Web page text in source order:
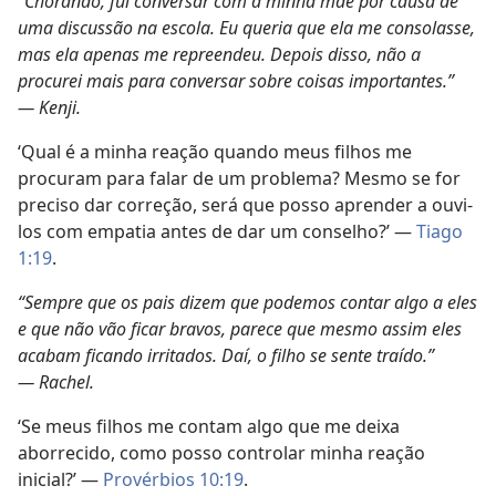
uma discussão na escola. Eu queria que ela me consolasse,
mas ela apenas me repreendeu. Depois disso, não a
procurei mais para conversar sobre coisas importantes.”
— Kenji.
‘Qual é a minha reação quando meus filhos me
procuram para falar de um problema? Mesmo se for
preciso dar correção, será que posso aprender a ouvi-
los com empatia antes de dar um conselho?’ —Tiago
1:19.
“Sempre que os pais dizem que podemos contar algo a eles
e que não vão ficar bravos, parece que mesmo assim eles
acabam ficando irritados. Daí, o filho se sente traído.”
— Rachel.
‘Se meus filhos me contam algo que me deixa
aborrecido, como posso controlar minha reação
inicial?’ — Provérbios 10:19.